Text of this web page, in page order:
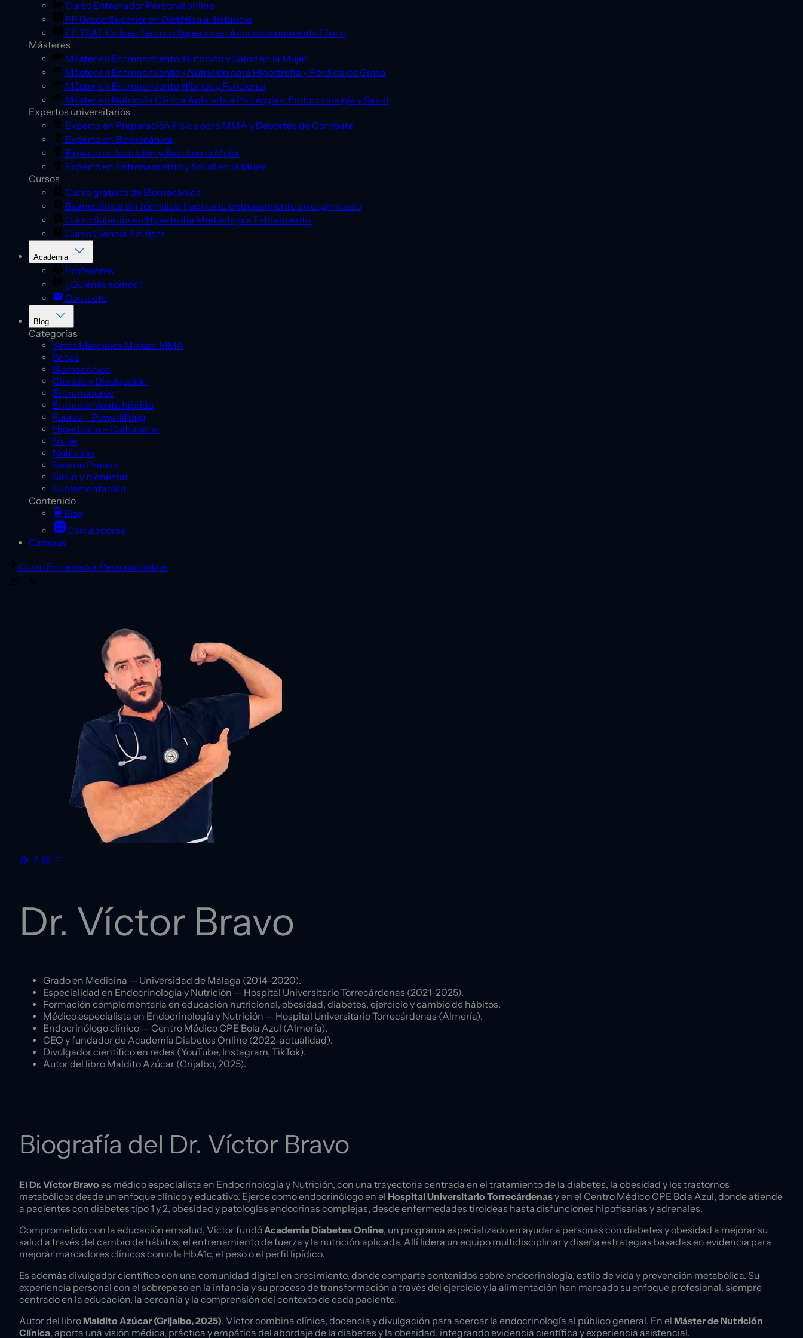
Curso Entrenador Personal online
FP Grado Superior en Dietética a distancia
FP TSAF Online: Técnico Superior en Acondicionamiento Físico
Másteres
Máster en Entrenamiento, Nutrición y Salud en la Mujer
Máster en Entrenamiento y Nutrición para Hipertrofia y Pérdida de Grasa
Máster en Entrenamiento Híbrido y Funcional
Máster en Nutrición Clínica Aplicada a Patologías, Endocrinología y Salud
Expertos universitarios
Experto en Preparación Física para MMA y Deportes de Combate
Experto en Biomecánica
Experto en Nutrición y Salud en la Mujer
Experto en Entrenamiento y Salud en la Mujer
Cursos
Curso gratuito de Biomecánica
Biomecánica sin fórmulas: hackea tu entrenamiento en el gimnasio
Curso Superior en Hipertrofia Mediada por Estiramiento
Curso Ciencia Sin Bata
Academia
Profesores
¿Quiénes somos?
Contacto
Blog
Categorías
Artes Marciales Mixtas: MMA
Becas
Biomecánica
Ciencia y Divulgación
Entrenadores
Entrenamiento híbrido
Fuerza – Powerlifting
Hipertrofia – Culturismo
Mujer
Nutrición
Sala de Prensa
Salud y bienestar
Suplementación
Contenido
Blog
Calculadoras
Campus
Curso Entrenador Personal online
Dr. Víctor Bravo
Grado en Medicina — Universidad de Málaga (2014–2020).
Especialidad en Endocrinología y Nutrición — Hospital Universitario Torrecárdenas (2021–2025).
Formación complementaria en educación nutricional, obesidad, diabetes, ejercicio y cambio de hábitos.
Médico especialista en Endocrinología y Nutrición — Hospital Universitario Torrecárdenas (Almería).
Endocrinólogo clínico — Centro Médico CPE Bola Azul (Almería).
CEO y fundador de Academia Diabetes Online (2022–actualidad).
Divulgador científico en redes (YouTube, Instagram, TikTok).
Autor del libro Maldito Azúcar (Grijalbo, 2025).
Biografía del Dr. Víctor Bravo
El Dr. Víctor Bravo es médico especialista en Endocrinología y Nutrición, con una trayectoria centrada en el tratamiento de la diabetes, la obesidad y los trastornos
metabólicos desde un enfoque clínico y educativo. Ejerce como endocrinólogo en el Hospital Universitario Torrecárdenasy en el Centro Médico CPE Bola Azul, donde atiende
a pacientes con diabetes tipo 1 y 2, obesidad y patologías endocrinas complejas, desde enfermedades tiroideas hasta disfunciones hipofisarias y adrenales.
Comprometido con la educación en salud, Víctor fundóAcademia Diabetes Online, un programa especializado en ayudar a personas con diabetes y obesidad a mejorar su
salud a través del cambio de hábitos, el entrenamiento de fuerza y la nutrición aplicada. Allí lidera un equipo multidisciplinar y diseña estrategias basadas en evidencia para
mejorar marcadores clínicos como la HbA1c, el peso o el perfil lipídico.
Es además divulgador científico con una comunidad digital en crecimiento, donde comparte contenidos sobre endocrinología, estilo de vida y prevención metabólica. Su
experiencia personal con el sobrepeso en la infancia y su proceso de transformación a través del ejercicio y la alimentación han marcado su enfoque profesional, siempre
centrado en la educación, la cercanía y la comprensión del contexto de cada paciente.
Autor del libroMaldito Azúcar (Grijalbo, 2025), Víctor combina clínica, docencia y divulgación para acercar la endocrinología al público general. En el Máster de Nutrición
Clínica, aporta una visión médica, práctica y empática del abordaje de la diabetes y la obesidad, integrando evidencia científica y experiencia asistencial.